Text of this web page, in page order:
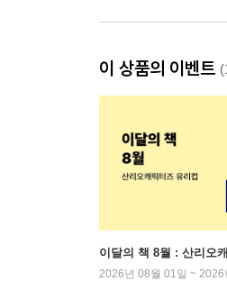
이 상품의 이벤트
이달의 책 8월 : 산리오
2026년 08월 01일 ~ 2026